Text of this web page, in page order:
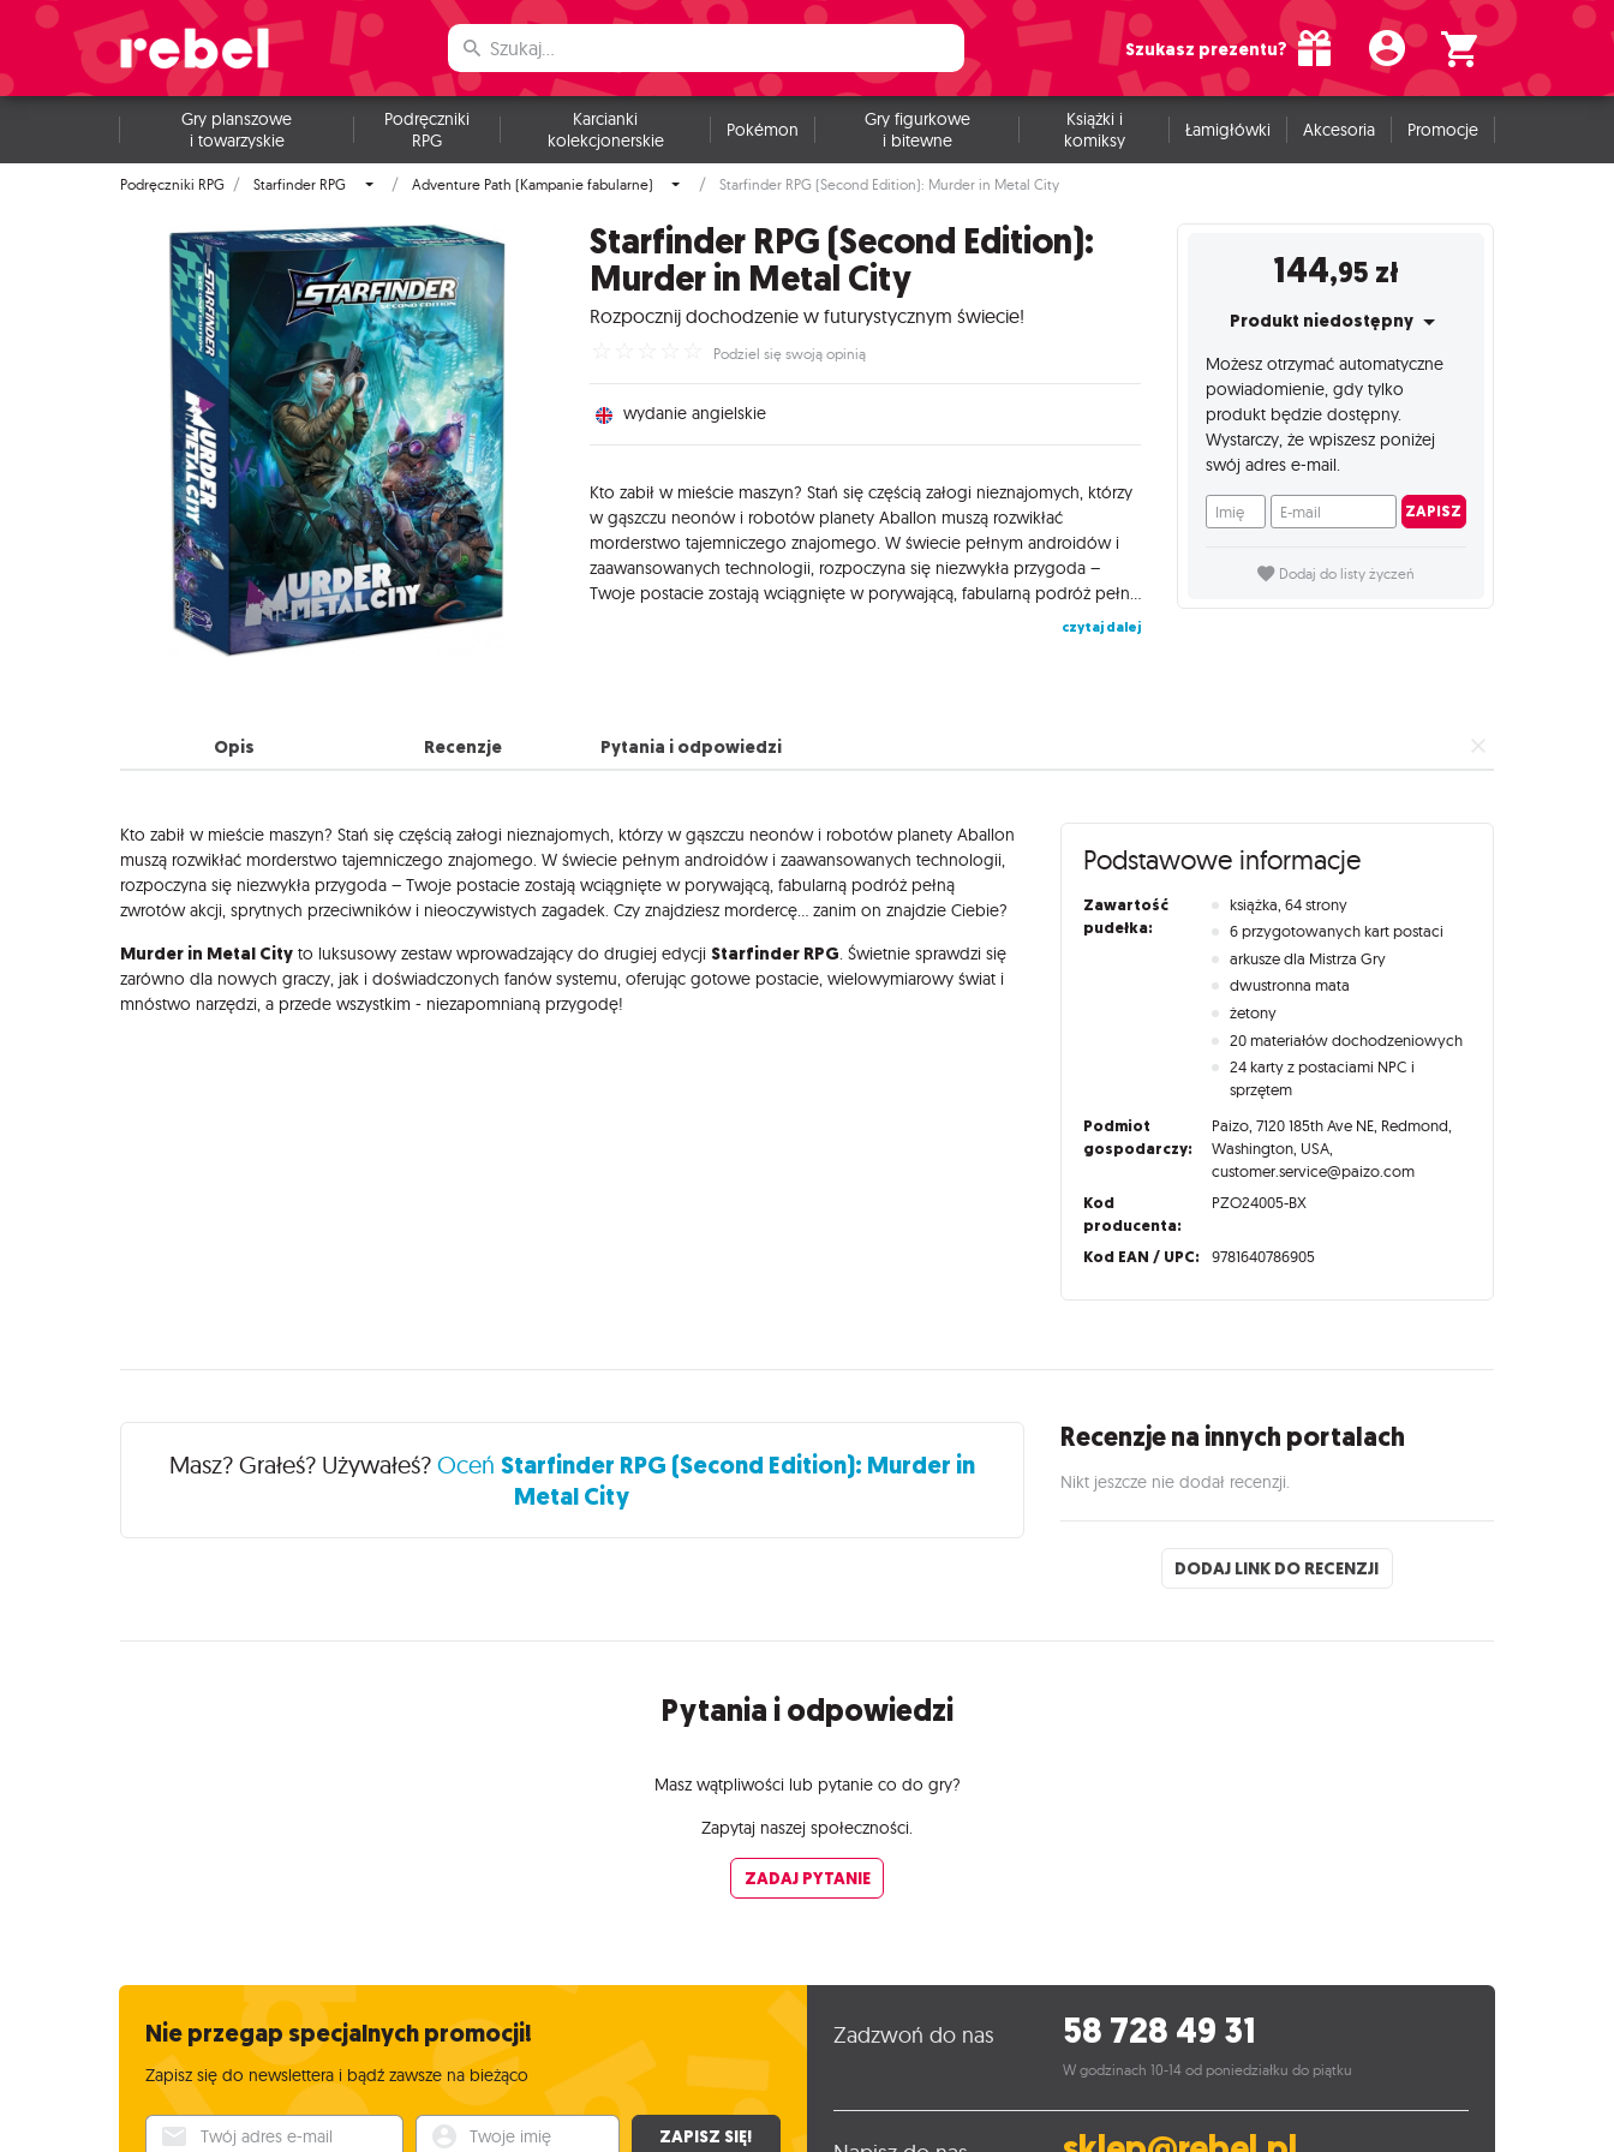
Szukasz prezentu?
Gry planszowe
i towarzyskie
Podręczniki
RPG
Karcianki
kolekcjonerskie
Pokémon
Gry figurkowe
i bitewne
Książki i
komiksy
Łamigłówki Akcesoria Promocje
Podręczniki RPG Starfinder RPG Adventure Path (Kampanie fabularne) Starfinder RPG (Second Edition): Murder in Metal City
Starfinder RPG (Second Edition):
Murder in Metal City
Rozpocznij dochodzenie w futurystycznym świecie!
Podziel się swoją opinią
wydanie angielskie
Kto zabił w mieście maszyn? Stań się częścią załogi nieznajomych, którzy
w gąszczu neonów i robotów planety Aballon muszą rozwikłać
morderstwo tajemniczego znajomego. W świecie pełnym androidów i
zaawansowanych technologii, rozpoczyna się niezwykła przygoda –
czytaj dalej
144,95 zł
Produkt niedostępny
Możesz otrzymać automatyczne
powiadomienie, gdy tylko
produkt będzie dostępny.
Wystarczy, że wpiszesz poniżej
swój adres e-mail.
Imię E-mail ZAPISZ
Dodaj do listy życzeń
Opis Recenzje Pytania i odpowiedzi
Opis
Kto zabił w mieście maszyn? Stań się częścią załogi nieznajomych, którzy w gąszczu neonów i robotów planety Aballon
muszą rozwikłać morderstwo tajemniczego znajomego. W świecie pełnym androidów i zaawansowanych technologii,
rozpoczyna się niezwykła przygoda – Twoje postacie zostają wciągnięte w porywającą, fabularną podróż pełną
zwrotów akcji, sprytnych przeciwników i nieoczywistych zagadek. Czy znajdziesz mordercę... zanim on znajdzie Ciebie?
Murder in Metal City to luksusowy zestaw wprowadzający do drugiej edycji Starfinder RPG. Świetnie sprawdzi się
zarówno dla nowych graczy, jak i doświadczonych fanów systemu, oferując gotowe postacie, wielowymiarowy świat i
mnóstwo narzędzi, a przede wszystkim - niezapomnianą przygodę!
Podstawowe informacje
Zawartość
pudełka:
książka, 64 strony
6 przygotowanych kart postaci
arkusze dla Mistrza Gry
dwustronna mata
żetony
20 materiałów dochodzeniowych
24 karty z postaciami NPC i
sprzętem
Podmiot
gospodarczy:
Paizo, 7120 185th Ave NE, Redmond,
Washington, USA,
customer.service@paizo.com
Kod
producenta:
PZO24005-BX
Kod EAN / UPC: 9781640786905
Recenzje
Masz? Grałeś? Używałeś? Oceń Starfinder RPG (Second Edition): Murder in
Metal City
Recenzje na innych portalach
Nikt jeszcze nie dodał recenzji.
DODAJ LINK DO RECENZJI
Pytania i odpowiedzi
Masz wątpliwości lub pytanie co do gry?
Zapytaj naszej społeczności.
ZADAJ PYTANIE
Nie przegap specjalnych promocji!
Zapisz się do newslettera i bądź zawsze na bieżąco
Twój adres e-mail Twoje imię ZAPISZ SIĘ!
Zadzwoń do nas 58 728 49 31
W godzinach 10-14 od poniedziałku do piątku